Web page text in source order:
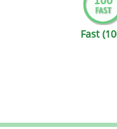
Fast